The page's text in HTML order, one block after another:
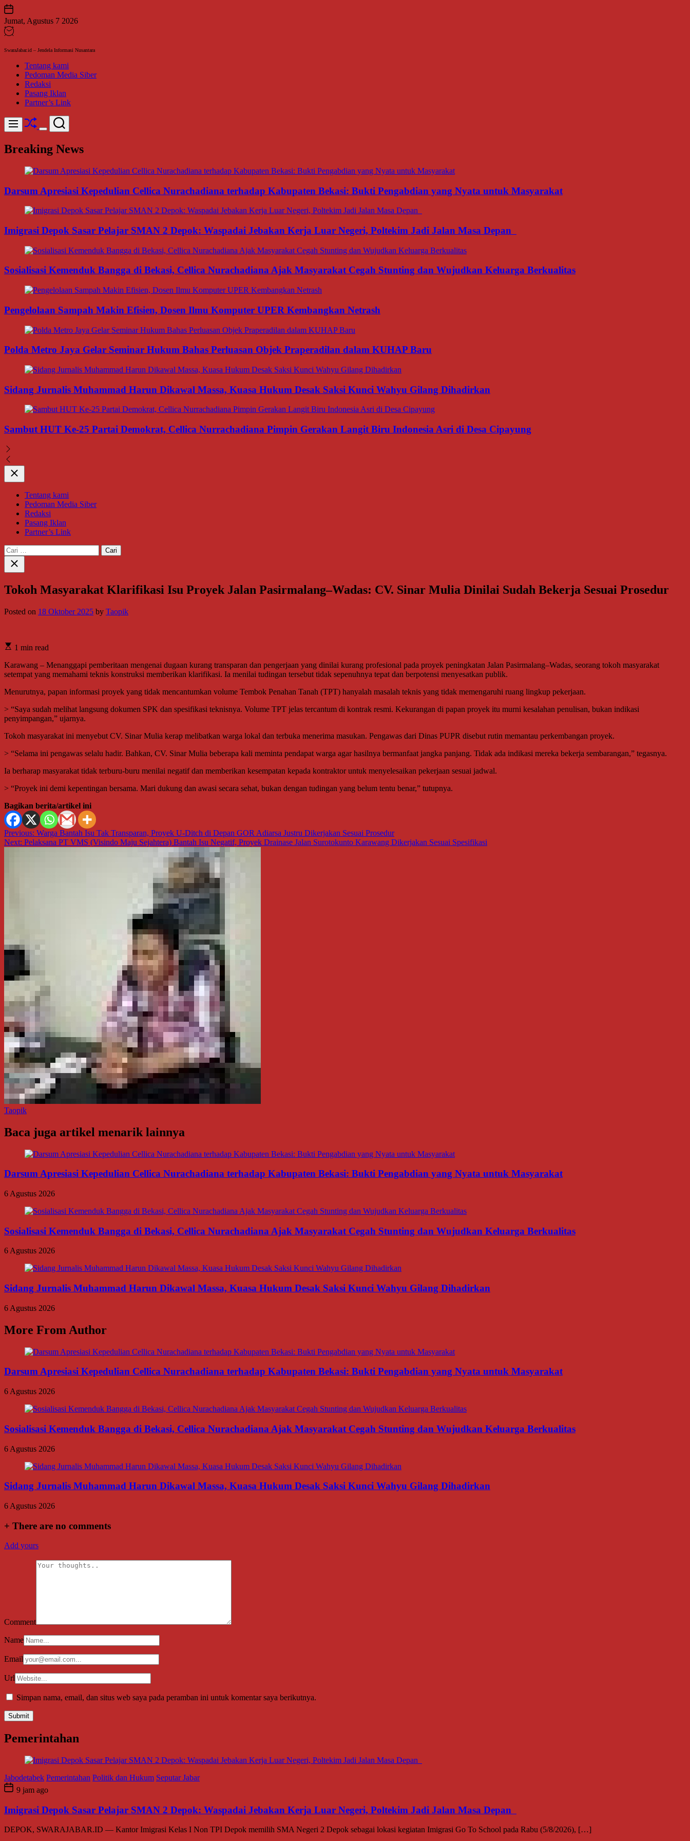
Skip
to
content
Jumat, Agustus 7 2026
SwaraJabar.id – Jendela Informasi Nusantara
Tentang kami
Pedoman Media Siber
Redaksi
Pasang Iklan
Partner’s Link
Menu Shuffle
Switch
mode
Search
Breaking News
Darsum Apresiasi Kepedulian Cellica Nurachadiana terhadap Kabupaten Bekasi: Bukti Pengabdian yang Nyata untuk Masyarakat
Imigrasi Depok Sasar Pelajar SMAN 2 Depok: Waspadai Jebakan Kerja Luar Negeri, Poltekim Jadi Jalan Masa Depan
Sosialisasi Kemenduk Bangga di Bekasi, Cellica Nurachadiana Ajak Masyarakat Cegah Stunting dan Wujudkan Keluarga Berkualitas
Pengelolaan Sampah Makin Efisien, Dosen Ilmu Komputer UPER Kembangkan Netrash
Polda Metro Jaya Gelar Seminar Hukum Bahas Perluasan Objek Praperadilan dalam KUHAP Baru
Sidang Jurnalis Muhammad Harun Dikawal Massa, Kuasa Hukum Desak Saksi Kunci Wahyu Gilang Dihadirkan
Sambut HUT Ke-25 Partai Demokrat, Cellica Nurrachadiana Pimpin Gerakan Langit Biru Indonesia Asri di Desa Cipayung
Close
Tentang kami
Pedoman Media Siber
Redaksi
Pasang Iklan
Partner’s Link
Cari
untuk:
Close
search
Tokoh Masyarakat Klarifikasi Isu Proyek Jalan Pasirmalang–Wadas: CV. Sinar Mulia Dinilai Sudah Bekerja Sesuai Prosedur
Posted on 18 Oktober 2025 by Taopik
1 min read
Karawang – Menanggapi pemberitaan mengenai dugaan kurang transparan dan pengerjaan yang dinilai kurang profesional pada proyek peningkatan Jalan Pasirmalang–Wadas, seorang tokoh masyarakat
setempat yang memahami teknis konstruksi memberikan klarifikasi. Ia menilai tudingan tersebut tidak sepenuhnya tepat dan berpotensi menyesatkan publik.
Menurutnya, papan informasi proyek yang tidak mencantumkan volume Tembok Penahan Tanah (TPT) hanyalah masalah teknis yang tidak memengaruhi ruang lingkup pekerjaan.
> “Saya sudah melihat langsung dokumen SPK dan spesifikasi teknisnya. Volume TPT jelas tercantum di kontrak resmi. Kekurangan di papan proyek itu murni kesalahan penulisan, bukan indikasi
penyimpangan,” ujarnya.
Tokoh masyarakat ini menyebut CV. Sinar Mulia kerap melibatkan warga lokal dan terbuka menerima masukan. Pengawas dari Dinas PUPR disebut rutin memantau perkembangan proyek.
> “Selama ini pengawas selalu hadir. Bahkan, CV. Sinar Mulia beberapa kali meminta pendapat warga agar hasilnya bermanfaat jangka panjang. Tidak ada indikasi mereka bekerja sembarangan,” tegasnya.
Ia berharap masyarakat tidak terburu-buru menilai negatif dan memberikan kesempatan kepada kontraktor untuk menyelesaikan pekerjaan sesuai jadwal.
> “Proyek ini demi kepentingan bersama. Mari dukung dan awasi secara sehat, bukan dengan tudingan yang belum tentu benar,” tutupnya.
Bagikan berita/artikel ini
Navigasi
pos
Previous: Warga Bantah Isu Tak Transparan, Proyek U-Ditch di Depan GOR Adiarsa Justru Dikerjakan Sesuai Prosedur
Next: Pelaksana PT VMS (Visindo Maju Sejahtera) Bantah Isu Negatif, Proyek Drainase Jalan Surotokunto Karawang Dikerjakan Sesuai Spesifikasi
Taopik
Baca juga artikel menarik lainnya
Darsum Apresiasi Kepedulian Cellica Nurachadiana terhadap Kabupaten Bekasi: Bukti Pengabdian yang Nyata untuk Masyarakat
6 Agustus 2026
Sosialisasi Kemenduk Bangga di Bekasi, Cellica Nurachadiana Ajak Masyarakat Cegah Stunting dan Wujudkan Keluarga Berkualitas
6 Agustus 2026
Sidang Jurnalis Muhammad Harun Dikawal Massa, Kuasa Hukum Desak Saksi Kunci Wahyu Gilang Dihadirkan
6 Agustus 2026
More From Author
Darsum Apresiasi Kepedulian Cellica Nurachadiana terhadap Kabupaten Bekasi: Bukti Pengabdian yang Nyata untuk Masyarakat
6 Agustus 2026
Sosialisasi Kemenduk Bangga di Bekasi, Cellica Nurachadiana Ajak Masyarakat Cegah Stunting dan Wujudkan Keluarga Berkualitas
6 Agustus 2026
Sidang Jurnalis Muhammad Harun Dikawal Massa, Kuasa Hukum Desak Saksi Kunci Wahyu Gilang Dihadirkan
6 Agustus 2026
+ There are no comments
Add yours
Comment
Name
Email
Url
Simpan nama, email, dan situs web saya pada peramban ini untuk komentar saya berikutnya.
Pemerintahan
Jabodetabek Pemerintahan Politik dan Hukum Seputar Jabar
9 jam ago
Imigrasi Depok Sasar Pelajar SMAN 2 Depok: Waspadai Jebakan Kerja Luar Negeri, Poltekim Jadi Jalan Masa Depan
DEPOK, SWARAJABAR.ID — Kantor Imigrasi Kelas I Non TPI Depok memilih SMA Negeri 2 Depok sebagai lokasi kegiatan Imigrasi Go To School pada Rabu (5/8/2026), […]